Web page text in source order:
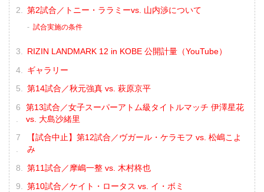
第2試合／トニー・ララミーvs. 山内渉について
試合実施の条件
RIZIN LANDMARK 12 in KOBE 公開計量（YouTube）
ギャラリー
第14試合／秋元強真 vs. 萩原京平
第13試合／女子スーパーアトム級タイトルマッチ 伊澤星花
vs. 大島沙緒里
【試合中止】第12試合／ヴガール・ケラモフ vs. 松嶋こよ
み
第11試合／摩嶋一整 vs. 木村柊也
第10試合／ケイト・ロータス vs. イ・ボミ